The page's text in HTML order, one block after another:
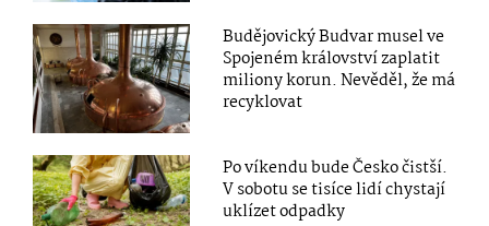
Budějovický Budvar musel ve
Spojeném království zaplatit
miliony korun. Nevěděl, že má
recyklovat
Po víkendu bude Česko čistší.
V sobotu se tisíce lidí chystají
uklízet odpadky